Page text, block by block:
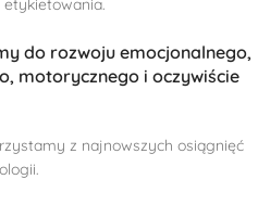
do rozwoju emocjonalnego,
motorycznego i oczywiście
z najnowszych osiągnięć